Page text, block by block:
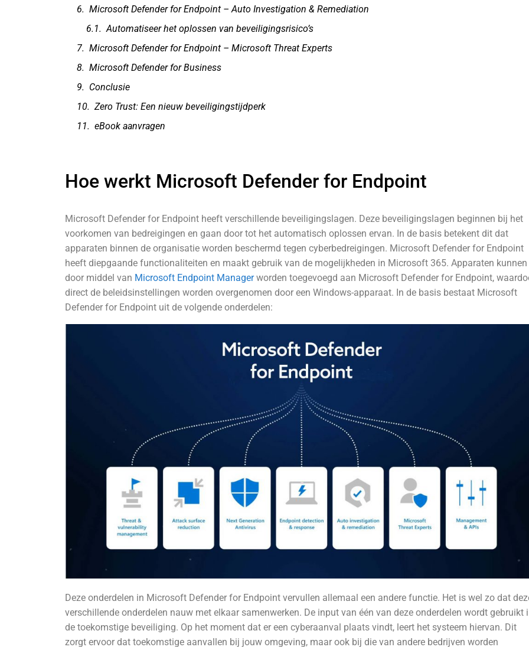
Microsoft Defender for Endpoint – Auto Investigation & Remediation
Automatiseer het oplossen van beveiligingsrisico’s
Microsoft Defender for Endpoint – Microsoft Threat Experts
Microsoft Defender for Business
Conclusie
Zero Trust: Een nieuw beveiligingstijdperk
eBook aanvragen
Hoe werkt Microsoft Defender for Endpoint
Microsoft Defender for Endpoint heeft verschillende beveiligingslagen. Deze beveiligingslagen beginnen bij het
voorkomen van bedreigingen en gaan door tot het automatisch oplossen ervan. In de basis betekent dit dat
apparaten binnen de organisatie worden beschermd tegen cyberbedreigingen. Microsoft Defender for Endpoint
heeft diepgaande functionaliteiten en maakt gebruik van de mogelijkheden in Microsoft 365. Apparaten kunnen
door middel van Microsoft Endpoint Managerworden toegevoegd aan Microsoft Defender for Endpoint,
direct de beleidsinstellingen worden overgenomen door een Windows-apparaat. In de basis bestaat Microsoft
Defender for Endpoint uit de volgende onderdelen:
Deze onderdelen in Microsoft Defender for Endpoint vervullen allemaal een andere functie. Het is wel zo dat
verschillende onderdelen nauw met elkaar samenwerken. De input van één van deze onderdelen wordt gebruikt
de toekomstige beveiliging. Op het moment dat er een cyberaanval plaats vindt, leert het systeem hiervan. Dit
zorgt ervoor dat toekomstige aanvallen bij jouw omgeving, maar ook bij die van andere bedrijven worden